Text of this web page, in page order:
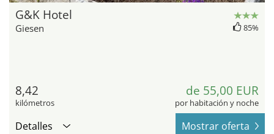
G&K Hotel
Giesen 85%
8,42
kilómetros
de 55,00 EUR
por habitación y noche
Detalles Mostrar oferta